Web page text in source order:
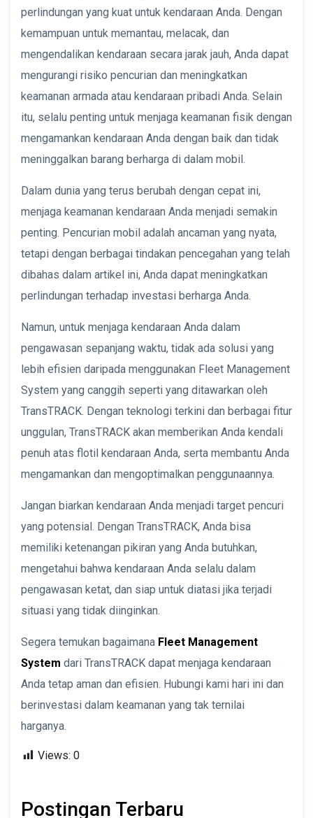
perlindungan yang kuat untuk kendaraan Anda. Dengan
kemampuan untuk memantau, melacak, dan
mengendalikan kendaraan secara jarak jauh, Anda dapat
mengurangi risiko pencurian dan meningkatkan
keamanan armada atau kendaraan pribadi Anda. Selain
itu, selalu penting untuk menjaga keamanan fisik dengan
mengamankan kendaraan Anda dengan baik dan tidak
meninggalkan barang berharga di dalam mobil.
Dalam dunia yang terus berubah dengan cepat ini,
menjaga keamanan kendaraan Anda menjadi semakin
penting. Pencurian mobil adalah ancaman yang nyata,
tetapi dengan berbagai tindakan pencegahan yang telah
dibahas dalam artikel ini, Anda dapat meningkatkan
perlindungan terhadap investasi berharga Anda.
Namun, untuk menjaga kendaraan Anda dalam
pengawasan sepanjang waktu, tidak ada solusi yang
lebih efisien daripada menggunakan Fleet Management
System yang canggih seperti yang ditawarkan oleh
TransTRACK. Dengan teknologi terkini dan berbagai fitur
unggulan, TransTRACK akan memberikan Anda kendali
penuh atas flotil kendaraan Anda, serta membantu Anda
mengamankan dan mengoptimalkan penggunaannya.
Jangan biarkan kendaraan Anda menjadi target pencuri
yang potensial. Dengan TransTRACK, Anda bisa
memiliki ketenangan pikiran yang Anda butuhkan,
mengetahui bahwa kendaraan Anda selalu dalam
pengawasan ketat, dan siap untuk diatasi jika terjadi
situasi yang tidak diinginkan.
Segera temukan bagaimana Fleet Management
System dari TransTRACK dapat menjaga kendaraan
Anda tetap aman dan efisien. Hubungi kami hari ini dan
berinvestasi dalam keamanan yang tak ternilai
harganya.
Views: 0
Postingan Terbaru